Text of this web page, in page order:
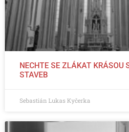
NECHTE SE ZLÁKAT KRÁSOU
STAVEB
Sebastián Lukas Kyčerka